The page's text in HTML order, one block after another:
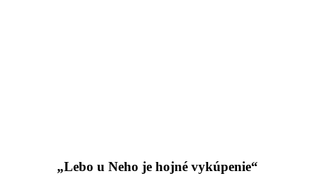
„Lebo u Neho je hojné vykúpenie“